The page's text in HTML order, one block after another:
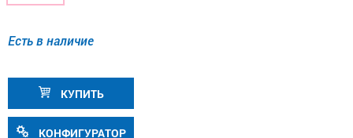
Есть в наличие
КУПИТЬ
КОНФИГУРАТОР